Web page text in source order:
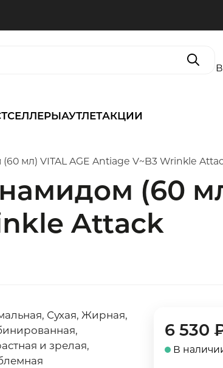
АУТЛЕТАКЦИИ
мл) VITAL AGE Antiage V~B3 Wrinkle
(60
Attack
Сухая, Жирная,
и зрелая,
6 530
В